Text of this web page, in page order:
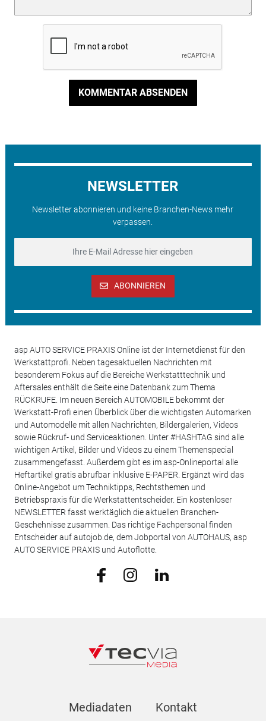
KOMMENTAR ABSENDEN
NEWSLETTER
Newsletter abonnieren und keine Branchen-News mehr
verpassen.
ABONNIEREN
asp AUTO SERVICE PRAXIS Online ist der Internetdienst für den
Werkstattprofi. Neben tagesaktuellen Nachrichten mit
besonderem Fokus auf die Bereiche Werkstatttechnik und
Aftersales enthält die Seite eine Datenbank zum Thema
RÜCKRUFE. Im neuen Bereich AUTOMOBILE bekommt der
Werkstatt-Profi einen Überblick über die wichtigsten Automarken
und Automodelle mit allen Nachrichten, Bildergalerien, Videos
sowie Rückruf- und Serviceaktionen. Unter #HASHTAG sind alle
wichtigen Artikel, Bilder und Videos zu einem Themenspecial
zusammengefasst. Außerdem gibt es im asp-Onlineportal alle
Heftartikel gratis abrufbar inklusive E-PAPER. Ergänzt wird das
Online-Angebot um Techniktipps, Rechtsthemen und
Betriebspraxis für die Werkstattentscheider. Ein kostenloser
NEWSLETTER fasst werktäglich die aktuellen Branchen-
Geschehnisse zusammen. Das richtige Fachpersonal finden
Entscheider auf autojob.de, dem Jobportal von AUTOHAUS, asp
AUTO SERVICE PRAXIS und Autoflotte.
Mediadaten Kontakt